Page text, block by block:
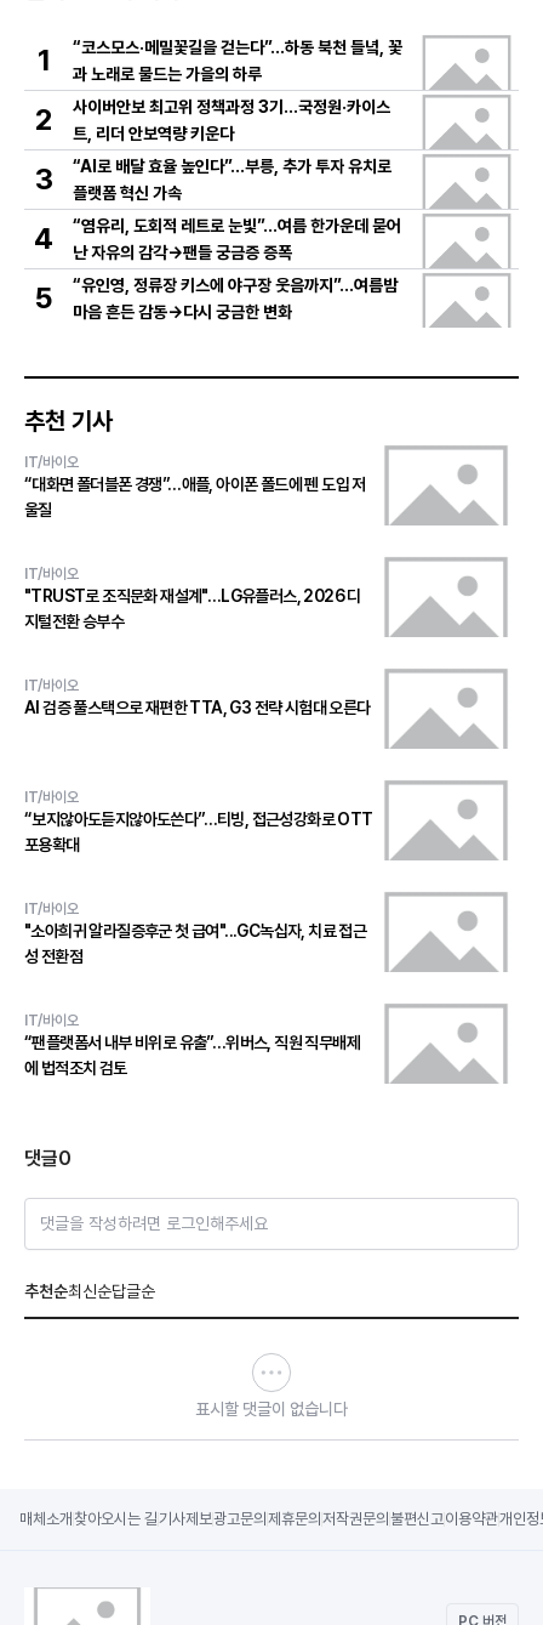
1
“코스모스·메밀꽃길을 걷는다”…하동 북천 들녘, 꽃
과 노래로 물드는 가을의 하루
2
사이버안보 최고위 정책과정 3기…국정원·카이스
트, 리더 안보역량 키운다
3
“AI로 배달 효율 높인다”…부릉, 추가 투자 유치로
플랫폼 혁신 가속
4
“염유리, 도회적 레트로 눈빛”…여름 한가운데 묻어
난 자유의 감각→팬들 궁금증 증폭
5
“유인영, 정류장 키스에 야구장 웃음까지”…여름밤
마음 흔든 감동→다시 궁금한 변화
추천 기사
IT/바이오
“대화면 폴더블폰 경쟁”…애플, 아이폰 폴드에 펜 도입 저
울질
IT/바이오
"TRUST로 조직문화 재설계"…LG유플러스, 2026 디
지털전환 승부수
IT/바이오
AI 검증 풀스택으로 재편한 TTA, G3 전략 시험대 오른다
IT/바이오
“보지않아도듣지않아도쓴다”…티빙, 접근성강화로 OTT
포용확대
IT/바이오
"소아희귀 알라질증후군 첫 급여"...GC녹십자, 치료 접근
성 전환점
IT/바이오
“팬플랫폼서 내부 비위로 유출”…위버스, 직원 직무배제
에 법적조치 검토
댓글0
댓글을 작성하려면 로그인해주세요
추천순최신순답글순
표시할 댓글이 없습니다
매체소개 찾아오시는 길기사제보광고문의 제휴문의 저작권문의 불편신고이용약관개인정
PC 버전